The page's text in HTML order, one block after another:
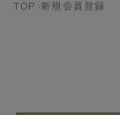
TOP 新規会員登録